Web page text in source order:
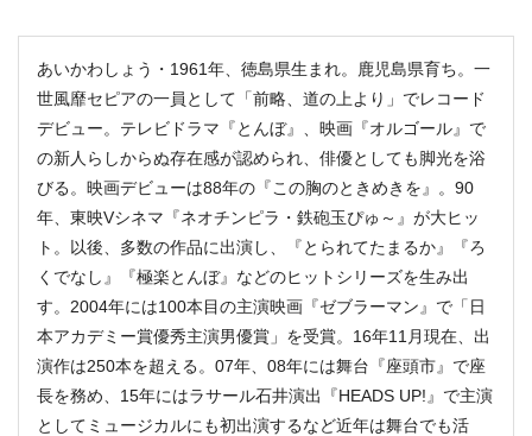
あいかわしょう・1961年、徳島県生まれ。鹿児島県育ち。一
世風靡セピアの一員として「前略、道の上より」でレコード
デビュー。テレビドラマ『とんぼ』、映画『オルゴール』で
の新人らしからぬ存在感が認められ、俳優としても脚光を浴
びる。映画デビューは88年の『この胸のときめきを』。90
年、東映Vシネマ『ネオチンピラ・鉄砲玉ぴゅ～』が大ヒッ
ト。以後、多数の作品に出演し、『とられてたまるか』『ろ
くでなし』『極楽とんぼ』などのヒットシリーズを生み出
す。2004年には100本目の主演映画『ゼブラーマン』で「日
本アカデミー賞優秀主演男優賞」を受賞。16年11月現在、出
演作は250本を超える。07年、08年には舞台『座頭市』で座
長を務め、15年にはラサール石井演出『HEADS UP!』で主演
としてミュージカルにも初出演するなど近年は舞台でも活